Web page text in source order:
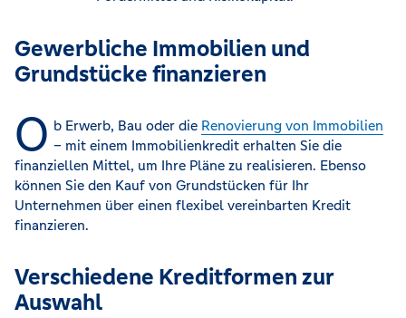
Gewerbliche Immobilien und
Grundstücke finanzieren
O b Erwerb, Bau oder die Renovierung von Immobilien
– mit einem Immobilienkredit erhalten Sie die
finanziellen Mittel, um Ihre Pläne zu realisieren. Ebenso
können Sie den Kauf von Grundstücken für Ihr
Unternehmen über einen flexibel vereinbarten Kredit
finanzieren.
Verschiedene Kreditformen zur
Auswahl